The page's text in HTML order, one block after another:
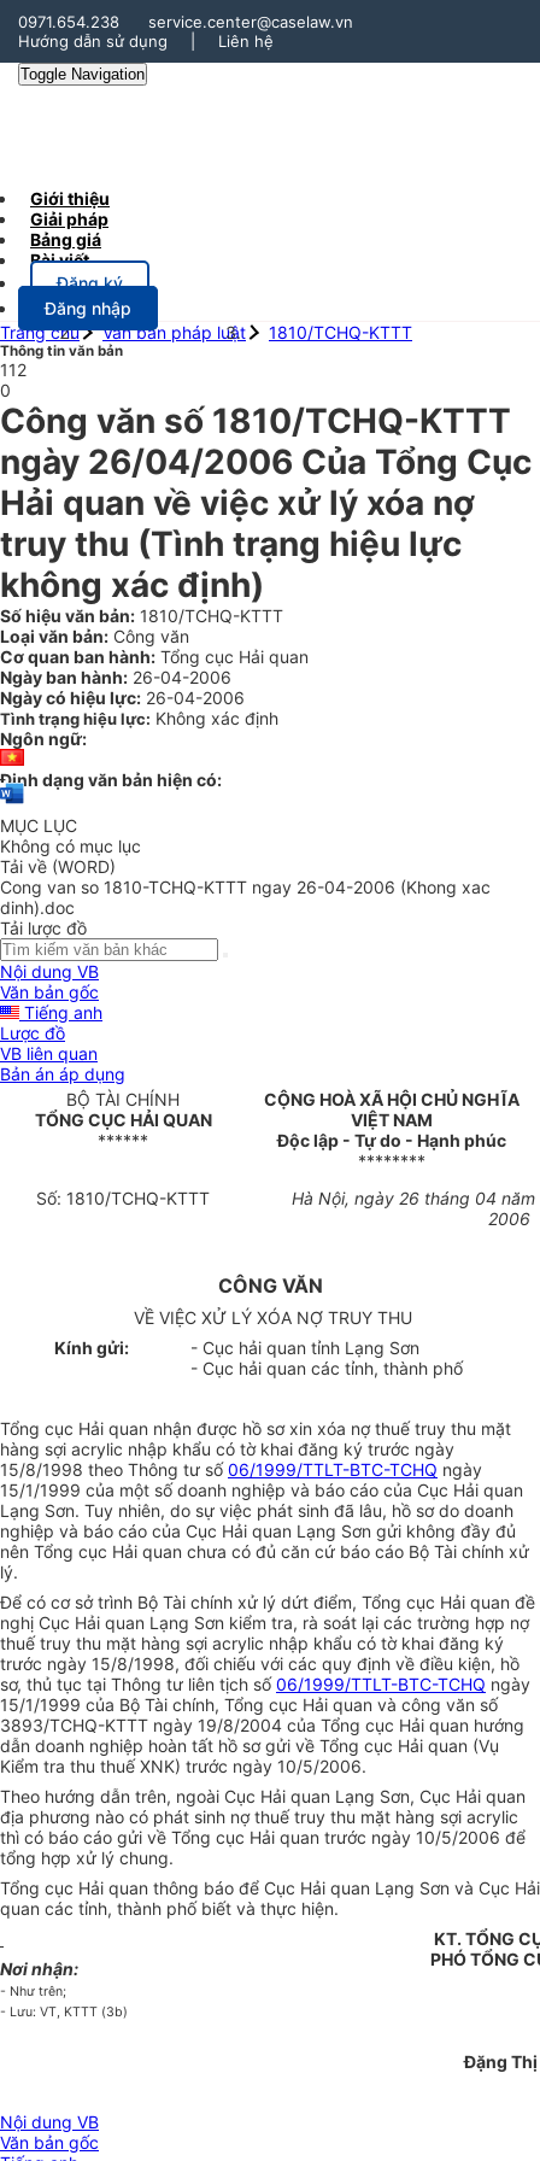
0971.654.238
service.center@caselaw.vn
Hướng dẫn sử dụng
Liên hệ
Toggle Navigation
Giới thiệu
Giải pháp
Bảng giá
Bài viết
Đăng ký
Đăng nhập
Trang chủ
Văn bản pháp luật 1810/TCHQ-KTTT
Thông tin văn bản
112
0
Công văn số 1810/TCHQ-KTTT
ngày 26/04/2006 Của Tổng Cục
Hải quan về việc xử lý xóa nợ
truy thu (Tình trạng hiệu lực
không xác định)
Số hiệu văn bản: 1810/TCHQ-KTTT
Loại văn bản: Công văn
Cơ quan ban hành: Tổng cục Hải quan
Ngày ban hành: 26-04-2006
Ngày có hiệu lực: 26-04-2006
Tình trạng hiệu lực: Không xác định
Ngôn ngữ:
Định dạng văn bản hiện có:
MỤC LỤC
Không có mục lục
Tải về (WORD)
Cong van so 1810-TCHQ-KTTT ngay 26-04-2006 (Khong xac
dinh).doc
Tải lược đồ
Nội dung VB
Văn bản gốc
Tiếng anh
Lược đồ
VB liên quan
Bản án áp dụng
BỘ TÀI CHÍNH
TỔNG CỤC HẢI QUAN
******
CỘNG HOÀ XÃ HỘI CHỦ NGHĨA
VIỆT NAM
Độc lập - Tự do - Hạnh phúc
********
Số: 1810/TCHQ-KTTT
Hà Nội, ngày 26 tháng 04 năm
2006
CÔNG VĂN
VỀ VIỆC XỬ LÝ XÓA NỢ TRUY THU
Kính gửi:
- Cục hải quan tỉnh Lạng Sơn
- Cục hải quan các tỉnh, thành phố
Tổng cục Hải quan nhận được hồ sơ xin xóa nợ thuế truy thu mặt
hàng sợi acrylic nhập khẩu có tờ khai đăng ký trước ngày
15/8/1998 theo Thông tư số06/1999/TTLT-BTC-TCHQ ngày
15/1/1999 của một số doanh nghiệp và báo cáo của Cục Hải quan
Lạng Sơn. Tuy nhiên, do sự việc phát sinh đã lâu, hồ sơ do doanh
nghiệp và báo cáo của Cục Hải quan Lạng Sơn gửi không đầy đủ
nên Tổng cục Hải quan chưa có đủ căn cứ báo cáo Bộ Tài chính xử
lý.
Để có cơ sở trình Bộ Tài chính xử lý dứt điểm, Tổng cục Hải quan đề
nghị Cục Hải quan Lạng Sơn kiểm tra, rà soát lại các trường hợp nợ
thuế truy thu mặt hàng sợi acrylic nhập khẩu có tờ khai đăng ký
trước ngày 15/8/1998, đối chiếu với các quy định về điều kiện, hồ
sơ, thủ tục tại Thông tư liên tịch số06/1999/TTLT-BTC-TCHQ ngày
15/1/1999 của Bộ Tài chính, Tổng cục Hải quan và công văn số
3893/TCHQ-KTTT ngày 19/8/2004 của Tổng cục Hải quan hướng
dẫn doanh nghiệp hoàn tất hồ sơ gửi về Tổng cục Hải quan (Vụ
Kiểm tra thu thuế XNK) trước ngày 10/5/2006.
Theo hướng dẫn trên, ngoài Cục Hải quan Lạng Sơn, Cục Hải quan
địa phương nào có phát sinh nợ thuế truy thu mặt hàng sợi acrylic
thì có báo cáo gửi về Tổng cục Hải quan trước ngày 10/5/2006 để
tổng hợp xử lý chung.
Tổng cục Hải quan thông báo để Cục Hải quan Lạng Sơn và Cục Hải
quan các tỉnh, thành phố biết và thực hiện.
Nơi nhận:
- Như trên;
- Lưu: VT, KTTT (3b)
KT. TỔNG
PHÓ TỔNG
Đặng
Nội dung VB
Văn bản gốc